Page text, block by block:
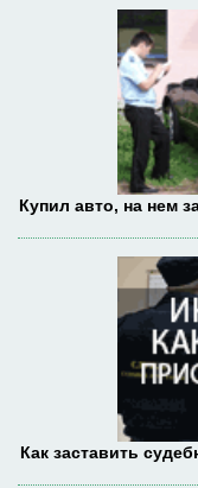
Купил авто, на нем
Как заставить